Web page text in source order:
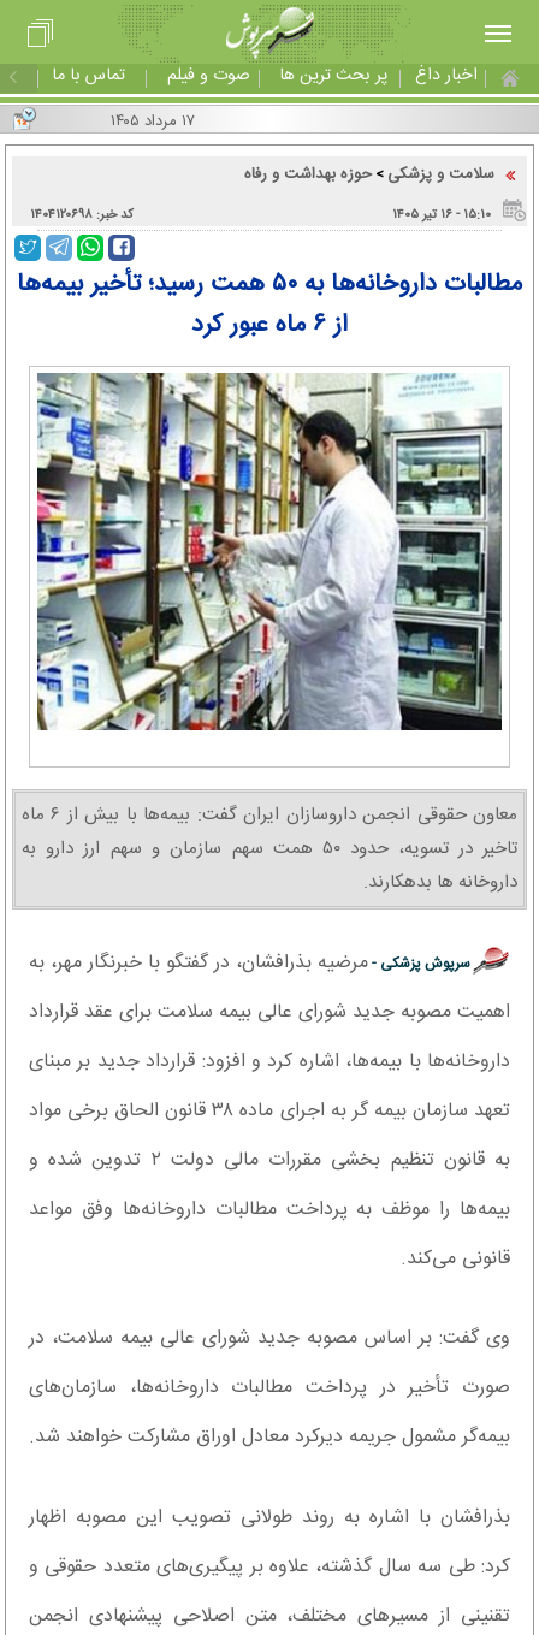
اخبار داغ پر بحث ترین ها صوت و فیلم تماس با ما
۱۷ مرداد ۱۴۰۵
سلامت و پزشکی >حوزه بهداشت و رفاه
۱۵:۱۰ - ۱۶ تير ۱۴۰۵ کد خبر: ۱۴۰۴۱۲۰۶۹۸
مطالبات داروخانه‌ها به ۵۰ همت رسید؛ تأخیر بیمه‌ها
از ۶ ماه عبور کرد
معاون حقوقی انجمن داروسازان ایران گفت: بیمه‌ها با بیش از ۶ ماه
تاخیر در تسویه، حدود ۵۰ همت سهم سازمان و سهم ارز دارو به
داروخانه ها بدهکارند.
سرپوش پزشکی -مرضیه بذرافشان، در گفتگو با خبرنگار مهر، به
اهمیت مصوبه جدید شورای عالی بیمه سلامت برای عقد قرارداد
داروخانه‌ها با بیمه‌ها، اشاره‌ کرد و افزود: قرارداد جدید بر مبنای
تعهد سازمان بیمه گر به اجرای ماده ۳۸ قانون الحاق برخی مواد
به قانون تنظیم بخشی مقررات مالی دولت ۲ تدوین شده و
بیمه‌ها را موظف به پرداخت مطالبات داروخانه‌ها وفق مواعد
قانونی می‌کند.
وی گفت: بر اساس مصوبه جدید شورای عالی بیمه سلامت، در
صورت تأخیر در پرداخت مطالبات داروخانه‌ها، سازمان‌های
بیمه‌گر مشمول جریمه دیرکرد معادل اوراق مشارکت خواهند شد.
بذرافشان با اشاره به روند طولانی تصویب این مصوبه اظهار
کرد: طی سه سال گذشته، علاوه بر پیگیری‌های متعدد حقوقی و
تقنینی از مسیرهای مختلف، متن اصلاحی پیشنهادی انجمن